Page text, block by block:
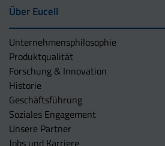
Über Eucell
Unternehmens­philosophie
Produktqualität
Forschung & Innovation
Historie
Geschäftsführung
Soziales Engagement
Unsere Partner
Jobs und Karriere